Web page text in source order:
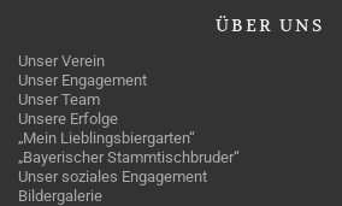
ÜBER UNS
Unser Verein
Unser Engagement
Unser Team
Unsere Erfolge
„Mein Lieblingsbiergarten“
„Bayerischer Stammtischbruder“
Unser soziales Engagement
Bildergalerie